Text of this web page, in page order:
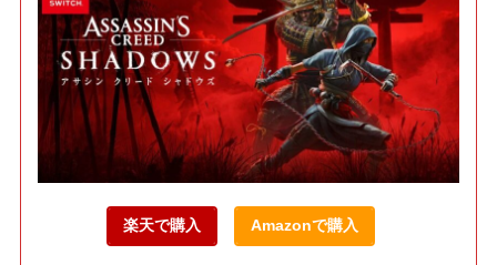
楽天で購入 Amazonで購入